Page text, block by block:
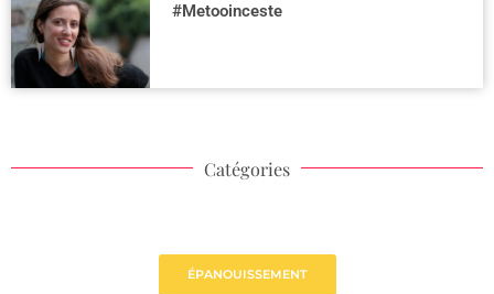
#Metooinceste
Catégories
ÉPANOUISSEMENT